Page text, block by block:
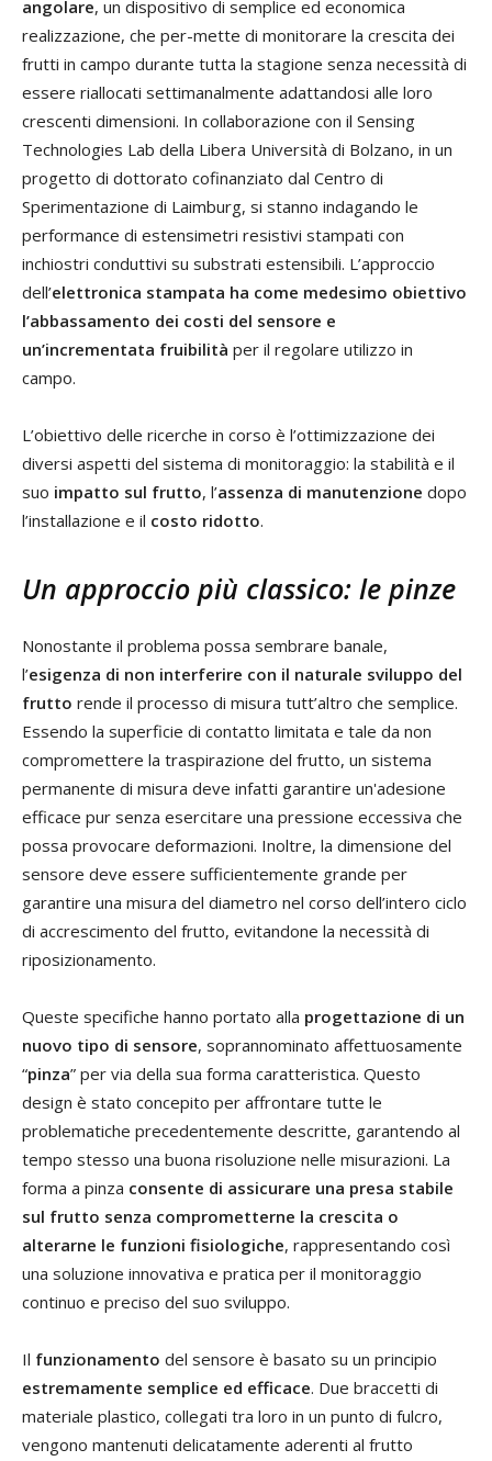
angolare, un dispositivo di semplice ed economica
realizzazione, che per-mette di monitorare la crescita dei
frutti in campo durante tutta la stagione senza necessità di
essere riallocati settimanalmente adattandosi alle loro
crescenti dimensioni. In collaborazione con il Sensing
Technologies Lab della Libera Università di Bolzano, in un
progetto di dottorato cofinanziato dal Centro di
Sperimentazione di Laimburg, si stanno indagando le
performance di estensimetri resistivi stampati con
inchiostri conduttivi su substrati estensibili. L’approccio
dell’elettronica stampata ha come medesimo obiettivo
l’abbassamento dei costi del sensore e
un’incrementata fruibilità per il regolare utilizzo in
campo.
L’obiettivo delle ricerche in corso è l’ottimizzazione dei
diversi aspetti del sistema di monitoraggio: la stabilità e il
suo impatto sul frutto, l’assenza di manutenzione dopo
l’installazione e il costo ridotto.
Un approccio più classico: le pinze
Nonostante il problema possa sembrare banale,
l’esigenza di non interferire con il naturale sviluppo del
frutto rende il processo di misura tutt’altro che semplice.
Essendo la superficie di contatto limitata e tale da non
compromettere la traspirazione del frutto, un sistema
permanente di misura deve infatti garantire un'adesione
efficace pur senza esercitare una pressione eccessiva che
possa provocare deformazioni. Inoltre, la dimensione del
sensore deve essere sufficientemente grande per
garantire una misura del diametro nel corso dell’intero ciclo
di accrescimento del frutto, evitandone la necessità di
riposizionamento.
Queste specifiche hanno portato alla progettazione di un
nuovo tipo di sensore, soprannominato affettuosamente
“pinza” per via della sua forma caratteristica. Questo
design è stato concepito per affrontare tutte le
problematiche precedentemente descritte, garantendo al
tempo stesso una buona risoluzione nelle misurazioni. La
forma a pinza consente di assicurare una presa stabile
sul frutto senza comprometterne la crescita o
alterarne le funzioni fisiologiche, rappresentando così
una soluzione innovativa e pratica per il monitoraggio
continuo e preciso del suo sviluppo.
Il funzionamento del sensore è basato su un principio
estremamente semplice ed efficace. Due braccetti di
materiale plastico, collegati tra loro in un punto di fulcro,
vengono mantenuti delicatamente aderenti al frutto